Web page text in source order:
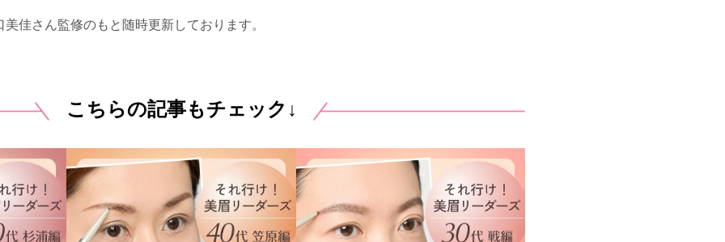
佳さん監修のもと随時更新しております。
こちらの記事もチェック↓